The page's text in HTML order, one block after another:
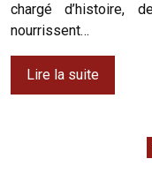
chargé d’histoire,
nourrissent…
Lire la suite